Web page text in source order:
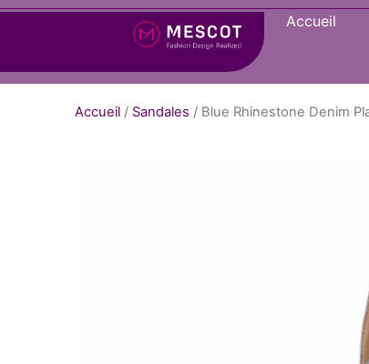
Accueil
Accueil / Sandales / Blue Rhinestone Denim